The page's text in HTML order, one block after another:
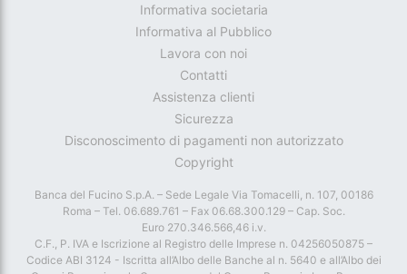
Informativa societaria
Informativa al Pubblico
Lavora con noi
Contatti
Assistenza clienti
Sicurezza
Disconoscimento di pagamenti non autorizzato
Copyright
Banca del Fucino S.p.A. – Sede Legale Via Tomacelli, n. 107, 00186
Roma – Tel. 06.689.761 – Fax 06.68.300.129 – Cap. Soc.
Euro 270.346.566,46 i.v.
C.F., P. IVA e Iscrizione al Registro delle Imprese n. 04256050875 –
Codice ABI 3124 - Iscritta all’Albo delle Banche al n. 5640 e all’Albo dei